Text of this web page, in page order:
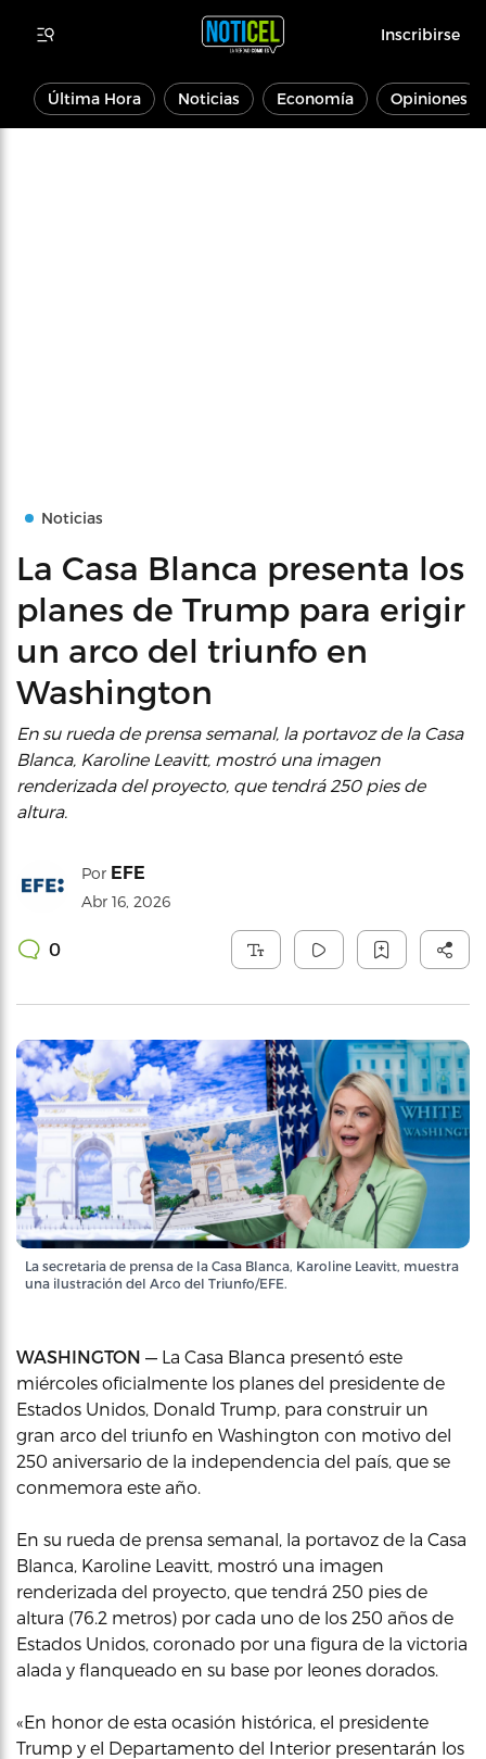
Inscribirse
Última Hora Noticias Economía Opiniones
Noticias
La Casa Blanca presenta los
planes de Trump para erigir
un arco del triunfo en
Washington
En su rueda de prensa semanal, la portavoz de la Casa
Blanca, Karoline Leavitt, mostró una imagen
renderizada del proyecto, que tendrá 250 pies de
altura.
Por EFE
Abr 16, 2026
0
La secretaria de prensa de la Casa Blanca, Karoline Leavitt, muestra
una ilustración del Arco del Triunfo/EFE.
WASHINGTON — La Casa Blanca presentó este
miércoles oficialmente los planes del presidente de
Estados Unidos, Donald Trump, para construir un
gran arco del triunfo en Washington con motivo del
250 aniversario de la independencia del país, que se
conmemora este año.
En su rueda de prensa semanal, la portavoz de la Casa
Blanca, Karoline Leavitt, mostró una imagen
renderizada del proyecto, que tendrá 250 pies de
altura (76.2 metros) por cada uno de los 250 años de
Estados Unidos, coronado por una figura de la victoria
alada y flanqueado en su base por leones dorados.
«En honor de esta ocasión histórica, el presidente
Trump y el Departamento del Interior presentarán los